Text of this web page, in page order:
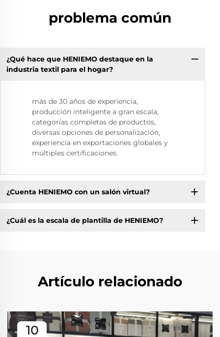
problema común
¿Qué hace que HENIEMO destaque en la
industria textil para el hogar?
más de 30 años de experiencia,
producción inteligente a gran escala,
categorías completas de productos,
diversas opciones de personalización,
experiencia en exportaciones globales y
múltiples certificaciones.
¿Cuenta HENIEMO con un salón virtual?
¿Cuál es la escala de plantilla de HENIEMO?
Artículo relacionado
10